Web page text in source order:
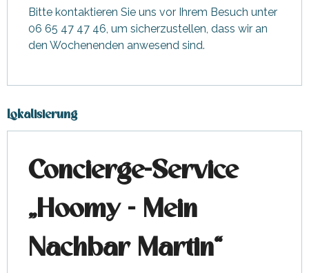
Bitte kontaktieren Sie uns vor Ihrem Besuch unter
06 65 47 47 46, um sicherzustellen, dass wir an
den Wochenenden anwesend sind.
Lokalisierung
Concierge-Service
„Hoomy - Mein
Nachbar Martin“